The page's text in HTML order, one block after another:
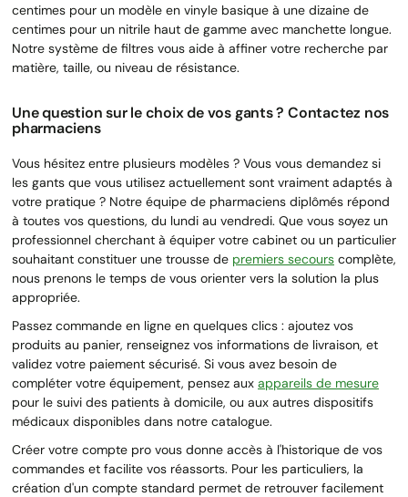
centimes pour un modèle en vinyle basique à une dizaine de
centimes pour un nitrile haut de gamme avec manchette longue.
Notre système de filtres vous aide à affiner votre recherche par
matière, taille, ou niveau de résistance.
Une question sur le choix de vos gants ? Contactez nos
pharmaciens
Vous hésitez entre plusieurs modèles ? Vous vous demandez si
les gants que vous utilisez actuellement sont vraiment adaptés à
votre pratique ? Notre équipe de pharmaciens diplômés répond
à toutes vos questions, du lundi au vendredi. Que vous soyez un
professionnel cherchant à équiper votre cabinet ou un particulier
souhaitant constituer une trousse de premiers secours complète,
nous prenons le temps de vous orienter vers la solution la plus
appropriée.
Passez commande en ligne en quelques clics : ajoutez vos
produits au panier, renseignez vos informations de livraison, et
validez votre paiement sécurisé. Si vous avez besoin de
compléter votre équipement, pensez aux appareils de mesure
pour le suivi des patients à domicile, ou aux autres dispositifs
médicaux disponibles dans notre catalogue.
Créer votre compte pro vous donne accès à l'historique de vos
commandes et facilite vos réassorts. Pour les particuliers, la
création d'un compte standard permet de retrouver facilement